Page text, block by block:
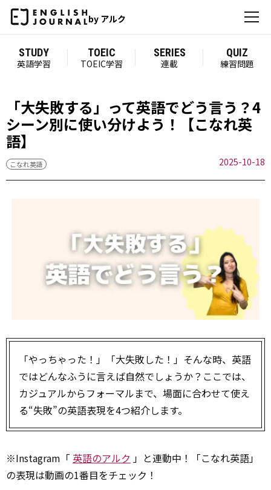
by アルク
STUDY
英語学習
TOEIC
TOEIC学習
SERIES
連載
QUIZ
練習問題
「大失敗する」って英語でどう言う？4
シーン別に使い分けよう！【こなれ英
語】
こなれ英語 2025-10-18
「やっちゃった！」「大失敗した！」――そんな時、英語
ではどんなふうに言えば自然でしょうか？ここでは、
カジュアルからフォーマルまで、場面に合わせて使え
る“失敗”の英語表現を4つ紹介します。
※Instagram「 英語のアルク 」と連動中！「こなれ英語」
の表現は動画の1番目をチェック！